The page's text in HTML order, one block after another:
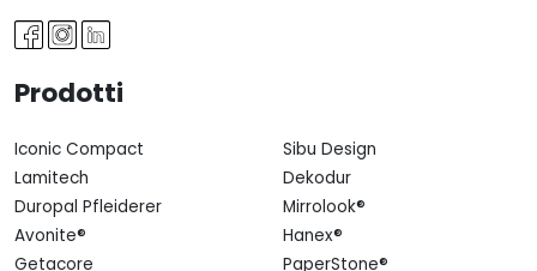
Prodotti
Iconic Compact
Sibu Design
Lamitech
Dekodur
Duropal Pfleiderer
Mirrolook®
Avonite®
Hanex®
Getacore
PaperStone®